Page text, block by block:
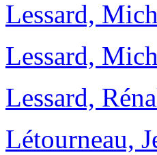
Lessard,
Lessard,
Lessard,
Létourneau,